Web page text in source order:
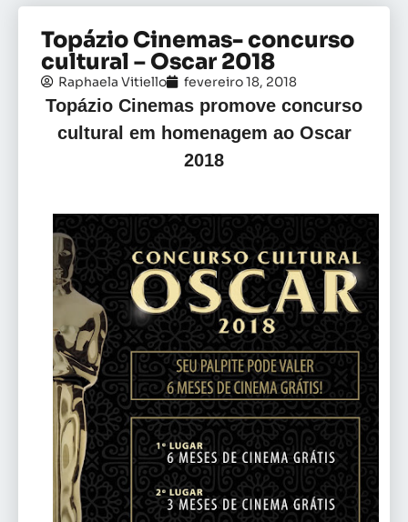
Topázio Cinemas- concurso
cultural – Oscar 2018
Raphaela Vitiello fevereiro 18, 2018
Topázio Cinemas promove concurso
cultural em homenagem ao Oscar
2018